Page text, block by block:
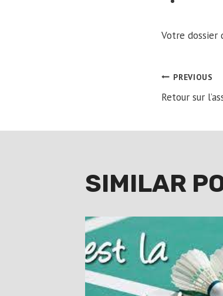
Votre dossier
POST
PREVIOUS
Retour sur
SIMILAR